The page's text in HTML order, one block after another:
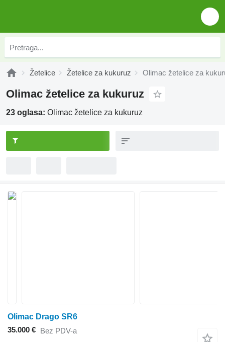
Žetelice Žetelice za kukuruz Olimac žetelice za
Olimac žetelice za kukuruz
23 oglasa: Olimac žetelice za kukuruz
Olimac Drago SR6
35.000 € Bez PDV-a